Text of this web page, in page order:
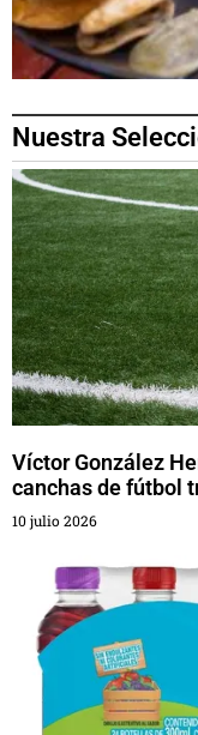
Nuestra
Víctor González
canchas de fútbol
10 julio 2026